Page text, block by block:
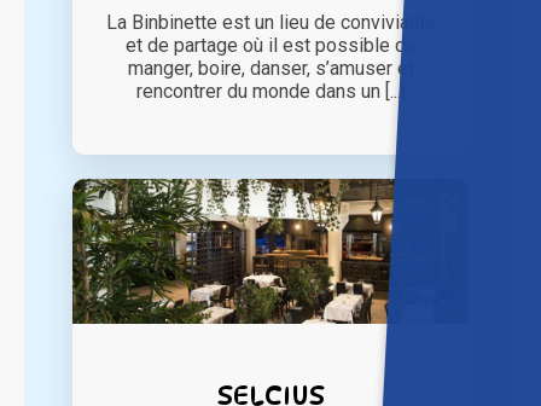
La Binbinette est un lieu de convivialité
et de partage où il est possible de
manger, boire, danser, s’amuser et
rencontrer du monde dans un [...]
SELCIUS